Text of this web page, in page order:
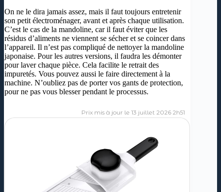
On ne le dira jamais assez, mais il faut toujours entretenir
son petit électroménager, avant et après chaque utilisation.
C’est le cas de la mandoline, car il faut éviter que les
résidus d’aliments ne viennent se sécher et se coincer dans
l’appareil. Il n’est pas compliqué de nettoyer la mandoline
japonaise. Pour les autres versions, il faudra les démonter
pour laver chaque pièce. Cela facilite le retrait des
impuretés. Vous pouvez aussi le faire directement à la
machine. N’oubliez pas de porter vos gants de protection,
pour ne pas vous blesser pendant le processus.
13 juillet 2026 2h51